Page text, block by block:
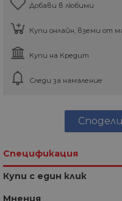
Добави в любими
Купи онлайн, вземи от
Купи на Кредит
Следи за намаление
Спецификация
Купи с един клик